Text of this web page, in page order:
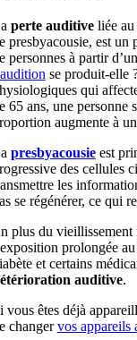
perte auditiveliée au
presbyacousie, est un
personnes à partir
se produit-elle
qui
65 ans, une personne
augmente à
presbyacousie est
des cellules
les
se régénérer, ce qui
plus du vieillissement
prolongée
et certains
auditive.
vous êtes déjà
changervos appareils